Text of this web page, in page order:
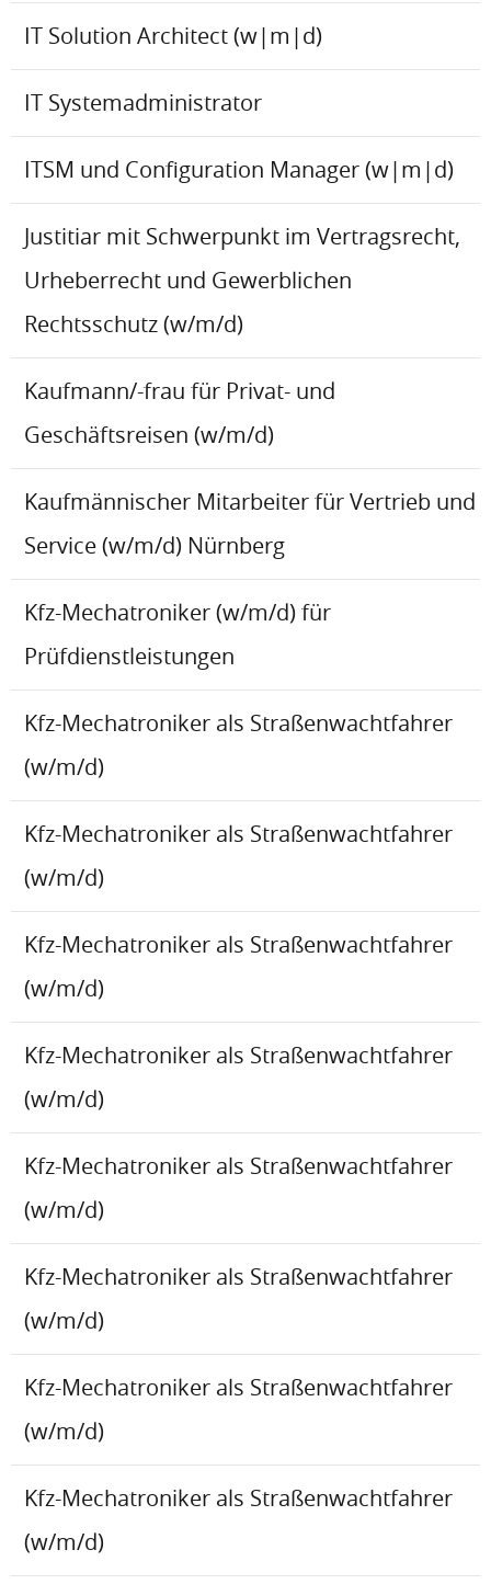
IT Solution Architect (w|m|d)
IT Systemadministrator
ITSM und Configuration Manager (w|m|d)
Justitiar mit Schwerpunkt im Vertragsrecht,
Urheberrecht und Gewerblichen
Rechtsschutz (w/m/d)
Kaufmann/-frau für Privat- und
Geschäftsreisen (w/m/d)
Kaufmännischer Mitarbeiter für Vertrieb und
Service (w/m/d) Nürnberg
Kfz-Mechatroniker (w/m/d) für
Prüfdienstleistungen
Kfz-Mechatroniker als Straßenwachtfahrer
(w/m/d)
Kfz-Mechatroniker als Straßenwachtfahrer
(w/m/d)
Kfz-Mechatroniker als Straßenwachtfahrer
(w/m/d)
Kfz-Mechatroniker als Straßenwachtfahrer
(w/m/d)
Kfz-Mechatroniker als Straßenwachtfahrer
(w/m/d)
Kfz-Mechatroniker als Straßenwachtfahrer
(w/m/d)
Kfz-Mechatroniker als Straßenwachtfahrer
(w/m/d)
Kfz-Mechatroniker als Straßenwachtfahrer
(w/m/d)